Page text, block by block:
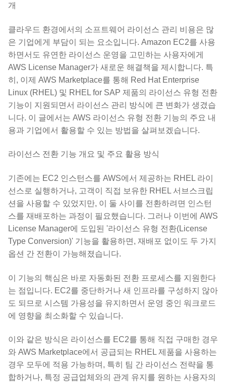
개
클라우드 환경에서의 소프트웨어 라이선스 관리 비용은 많
은 기업에게 부담이 되는 요소입니다. Amazon EC2를 사용
하면서도 유연한 라이선스 운영을 고민하는 사용자에게
AWS License Manager가 새로운 해결책을 제시합니다. 특
히, 이제 AWS Marketplace를 통해 Red Hat Enterprise
Linux (RHEL) 및 RHEL for SAP 제품의 라이선스 유형 전환
기능이 지원되면서 라이선스 관리 방식에 큰 변화가 생겼습
니다. 이 글에서는 AWS 라이선스 유형 전환 기능의 주요 내
용과 기업에서 활용할 수 있는 방법을 살펴보겠습니다.
라이선스 전환 기능 개요 및 주요 활용 방식
기존에는 EC2 인스턴스를 AWS에서 제공하는 RHEL 라이
선스로 실행하거나, 고객이 직접 보유한 RHEL 서브스크립
션을 사용할 수 있었지만, 이 둘 사이를 전환하려면 인스턴
스를 재배포하는 과정이 필요했습니다. 그러나 이번에 AWS
License Manager에 도입된 '라이선스 유형 전환(License
Type Conversion)' 기능을 활용하면, 재배포 없이도 두 가지
옵션 간 전환이 가능해졌습니다.
이 기능의 핵심은 바로 자동화된 전환 프로세스를 지원한다
는 점입니다. EC2를 중단하거나 새 인프라를 구성하지 않아
도 되므로 시스템 가용성을 유지하면서 운영 중인 워크로드
에 영향을 최소화할 수 있습니다.
이와 같은 방식은 라이선스를 EC2를 통해 직접 구매한 경우
와 AWS Marketplace에서 공급되는 RHEL 제품을 사용하는
경우 모두에 적용 가능하며, 특히 팀 간 라이선스 전략을 통
합하거나, 특정 공급업체와의 관계 유지를 원하는 사용자의